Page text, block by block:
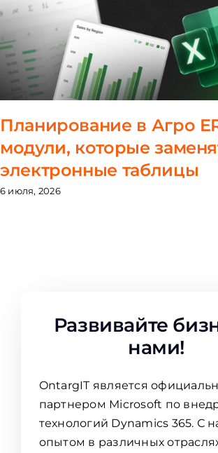
Планирование в Агро
модули, которые
электронные таблицы
6 июля, 2026
Развивайте
нами!
OntargIT является
партнером Microsoft по
технологий Dynamics 365. С
опытом в различных